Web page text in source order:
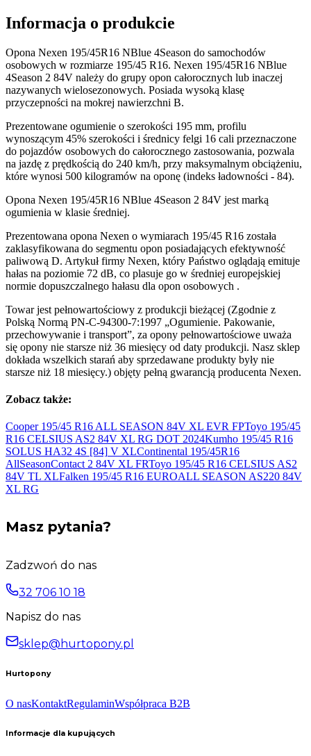
Informacja o produkcie
Opona Nexen 195/45R16 NBlue 4Season do samochodów
osobowych w rozmiarze 195/45 R16. Nexen 195/45R16 NBlue
4Season 2 84V należy do grupy opon całorocznych lub inaczej
nazywanych wielosezonowych. Posiada wysoką klasę
przyczepności na mokrej nawierzchni B.
Prezentowane ogumienie o szerokości 195 mm, profilu
wynoszącym 45% szerokości i średnicy felgi 16 cali przeznaczone
do pojazdów osobowych do całorocznego zastosowania, pozwala
na jazdę z prędkością do 240 km/h, przy maksymalnym obciążeniu,
które wynosi 500 kilogramów na oponę (indeks ładowności - 84).
Opona Nexen 195/45R16 NBlue 4Season 2 84V jest marką
ogumienia w klasie średniej.
Prezentowana opona Nexen o wymiarach 195/45 R16 została
zaklasyfikowana do segmentu opon posiadających efektywność
paliwową D. Artykuł firmy Nexen, który Państwo oglądają emituje
hałas na poziomie 72 dB, co plasuje go w średniej europejskiej
normie dopuszczalnego hałasu dla opon osobowych .
Towar jest pełnowartościowy z produkcji bieżącej (Zgodnie z
Polską Normą PN-C-94300-7:1997 „Ogumienie. Pakowanie,
przechowywanie i transport”, za opony pełnowartościowe uważa
się opony nie starsze niż 36 miesięcy od daty produkcji. Nasz sklep
dokłada wszelkich starań aby sprzedawane produkty były nie
starsze niż 18 miesięcy.) objęty pełną gwarancją producenta Nexen.
Zobacz także:
Cooper 195/45 R16 ALL SEASON 84V XL EVR FPToyo 195/45
R16 CELSIUS AS2 84V XL RG DOT 2024Kumho 195/45 R16
SOLUS HA32 4S [84] V XLContinental 195/45R16
AllSeasonContact 2 84V XL FRToyo 195/45 R16 CELSIUS AS2
84V TL XLFalken 195/45 R16 EUROALL SEASON AS220 84V
XL RG
Masz pytania?
Zadzwoń do nas
32 706 10 18
Napisz do nas
sklep@hurtopony.pl
Hurtopony
O nasKontaktRegulaminWspółpraca B2B
Informacje dla kupujących